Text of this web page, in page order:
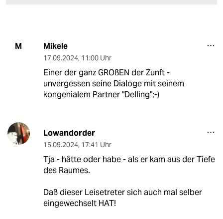
M Mikele
17.09.2024, 11:00 Uhr
Einer der ganz GROßEN der Zunft -
unvergessen seine Dialoge mit seinem
kongenialem Partner "Delling";-)
Lowandorder
15.09.2024, 17:41 Uhr
Tja - hätte oder habe - als er kam aus der Tiefe
des Raumes.
Daß dieser Leisetreter sich auch mal selber
eingewechselt HAT!